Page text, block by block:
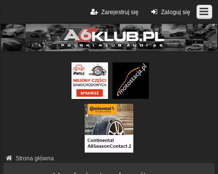
Zaloguj się
Zarejestruj się
Strona główna